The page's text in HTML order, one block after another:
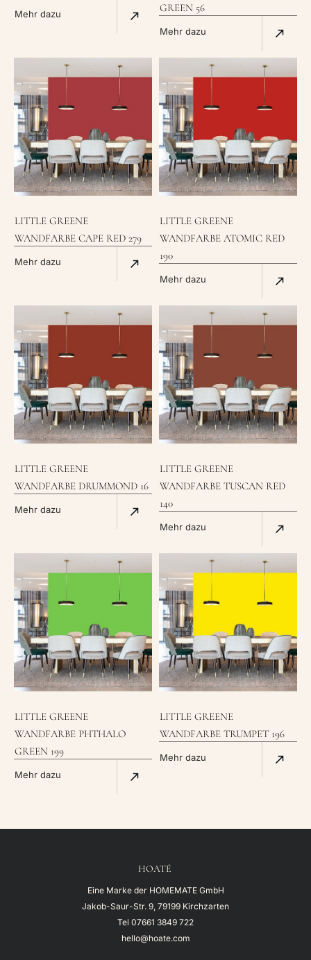
Mehr dazu
GREEN 56
Mehr dazu
LITTLE GREENE
WANDFARBE CAPE RED 279
Mehr dazu
LITTLE GREENE
WANDFARBE ATOMIC RED
190
Mehr dazu
LITTLE GREENE
WANDFARBE DRUMMOND 16
Mehr dazu
LITTLE GREENE
WANDFARBE TUSCAN RED
140
Mehr dazu
LITTLE GREENE
WANDFARBE PHTHALO
GREEN 199
Mehr dazu
LITTLE GREENE
WANDFARBE TRUMPET 196
Mehr dazu
HOATÉ
Eine Marke der HOMEMATE GmbH
Jakob-Saur-Str. 9, 79199 Kirchzarten
Tel 07661 3849 722
hello@hoate.com